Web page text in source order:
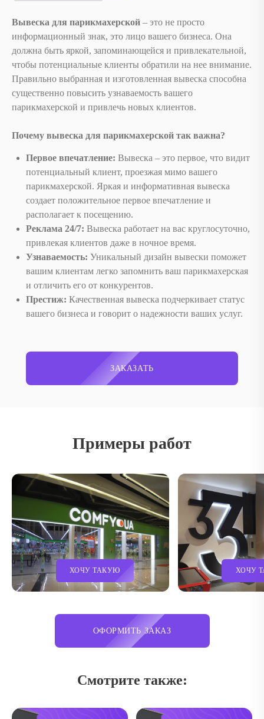
Вывеска для парикмахерской – это не просто
информационный знак, это лицо вашего бизнеса. Она
должна быть яркой, запоминающейся и привлекательной,
чтобы потенциальные клиенты обратили на нее внимание.
Правильно выбранная и изготовленная вывеска способна
существенно повысить узнаваемость вашего
парикмахерской и привлечь новых клиентов.
Почему вывеска для парикмахерской так важна?
Первое впечатление: Вывеска – это первое, что видит
потенциальный клиент, проезжая мимо вашего
парикмахерской. Яркая и информативная вывеска
создает положительное первое впечатление и
располагает к посещению.
Реклама 24/7: Вывеска работает на вас круглосуточно,
привлекая клиентов даже в ночное время.
Узнаваемость: Уникальный дизайн вывески поможет
вашим клиентам легко запомнить ваш парикмахерская
и отличить его от конкурентов.
Престиж: Качественная вывеска подчеркивает статус
вашего бизнеса и говорит о надежности ваших услуг.
ЗАКАЗАТЬ
Примеры работ
ХОЧУ ТАКУЮ ХОЧУ
ОФОРМИТЬ ЗАКАЗ
Смотрите также: